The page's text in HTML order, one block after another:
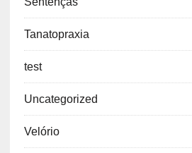
Tanatopraxia
test
Uncategorized
Velório